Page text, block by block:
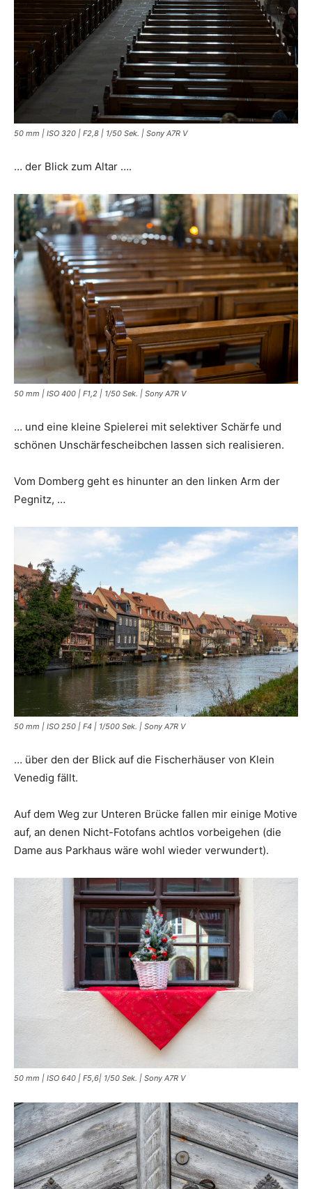
50 mm | ISO 320 | F2,8 | 1/50 Sek. | Sony A7R V
… der Blick zum Altar ….
50 mm | ISO 400 | F1,2 | 1/50 Sek. | Sony A7R V
… und eine kleine Spielerei mit selektiver Schärfe und
schönen Unschärfescheibchen lassen sich realisieren.
Vom Domberg geht es hinunter an den linken Arm der
Pegnitz, …
50 mm | ISO 250 | F4 | 1/500 Sek. | Sony A7R V
… über den der Blick auf die Fischerhäuser von Klein
Venedig fällt.
Auf dem Weg zur Unteren Brücke fallen mir einige Motive
auf, an denen Nicht-Fotofans achtlos vorbeigehen (die
Dame aus Parkhaus wäre wohl wieder verwundert).
50 mm | ISO 640 | F5,6| 1/50 Sek. | Sony A7R V